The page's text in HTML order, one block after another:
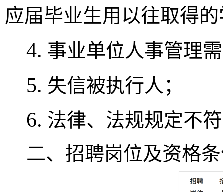
应届毕业生用以往取得
4. 事业单位人事管理
5. 失信被执行人；
6. 法律、法规规定不
二、 招聘岗位及资格